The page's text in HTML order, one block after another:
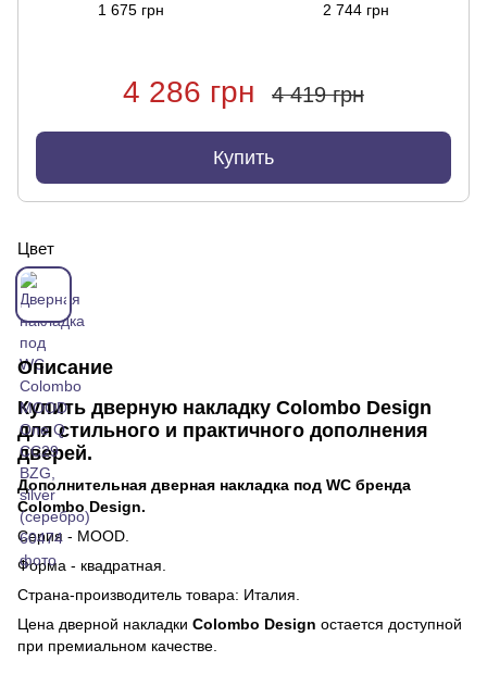
1 675 грн 2 744 грн
4 286 грн 4 419 грн
Купить
Цвет
Описание
Купить дверную накладку Colombo Design
для стильного и практичного дополнения
дверей.
Дополнительная дверная накладка под WC бренда
Colombo Design.
Серия - MOOD.
Форма - квадратная.
Страна-производитель товара: Италия.
Цена дверной накладки Colombo Design остается доступной
при премиальном качестве.